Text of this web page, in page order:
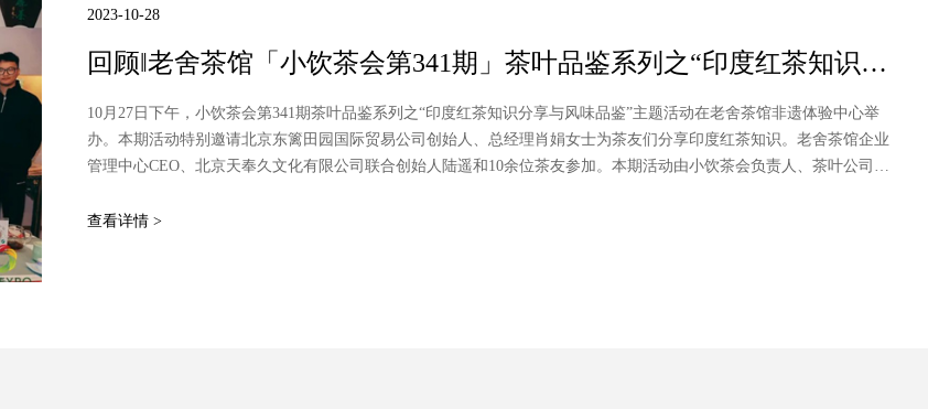
2023-10-28
回顾‖老舍茶馆「小饮茶会第341期」茶叶品鉴系列之“印度红茶知识分
10月27日下午，小饮茶会第341期茶叶品鉴系列之“印度红茶知识分享与风味品鉴”主题活动在老舍茶馆非遗体验中心举
办。本期活动特别邀请北京东篱田园国际贸易公司创始人、总经理肖娟女士为茶友们分享印度红茶知识。老舍茶馆企业
管理中心CEO、北京天奉久文化有限公司联合创始人陆遥和10余位茶友参加。本期活动由小饮茶会负责人、茶叶公司产
查看详情 >